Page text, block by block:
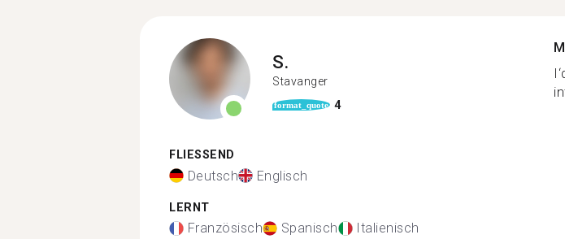
S.
Stavanger
format_quote 4
FLIESSEND
Deutsch Englisch
LERNT
Französisch Spanisch Italienisch